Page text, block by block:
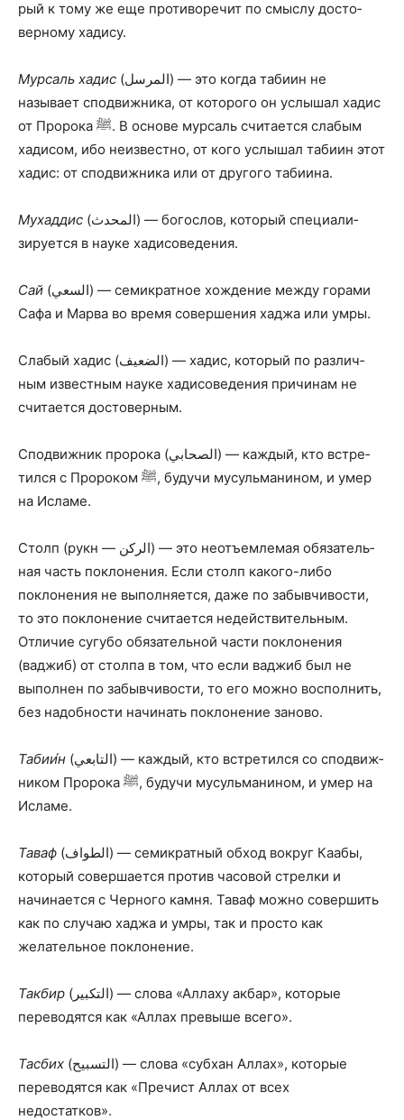
рый к тому же еще противоречит по смыслу досто­
верному хадису.
Мурсаль хадис (المرسل) — это когда табиин не
называет сподвижника, от которого он услышал хадис
от Пророка ﷺ. В основе мурсаль считается слабым
хадисом, ибо неизвестно, от кого услышал табиин этот
хадис: от сподвижника или от другого табиина.
Мухаддис (المحدث) — богослов, который специали­
зируется в науке хадисоведения.
Сай (السعي) — семикратное хождение между гора­ми
Сафа и Марва во время совершения хаджа или умры.
Слабый хадис (الضعيف) — хадис, который по раз­лич­
ным известным науке хадисоведения причи­нам не
считается достоверным.
Сподвижник пророка (الصحابي) — каждый, кто встре­
тился с Пророком ﷺ, будучи мусульманином, и умер
на Исламе.
Столп (рукн — الركن) — это неотъемлемая обязатель­
ная часть поклонения. Если столп какого-либо
поклонения не выполняется, даже по забывчивости,
то это поклонение считается недействительным.
Отличие сугубо обязательной части поклонения
(ваджиб) от столпа в том, что если ваджиб был не
выполнен по забывчивости, то его можно воспол­нить,
без надобности начинать поклонение заново.
Табии́н (التابعي) — каждый, кто встретился со спод­виж­
ником Пророка ﷺ, будучи мусульманином, и умер на
Исламе.
Таваф (الطواف) — семикратный обход вокруг Каабы,
который совершается против часовой стрелки и
начинается с Черного камня. Таваф можно совер­шить
как по случаю хаджа и умры, так и просто как
желательное поклонение.
Такбир (التكبير) — слова «Аллаху акбар», которые
переводятся как «Аллах превыше всего».
Тасбих (التسبيح) — слова «субхан Аллах», которые
переводятся как «Пречист Аллах от всех
недостатков».